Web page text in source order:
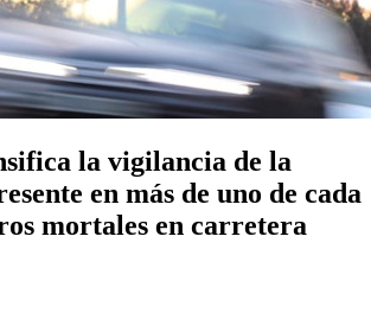
la vigilancia de la
en más de uno de cada
mortales en carretera